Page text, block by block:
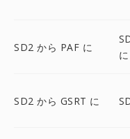
SD2 から PAF に
に
SD2 から GSRT に